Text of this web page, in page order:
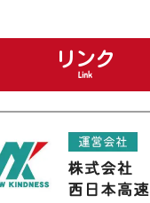
リンク
Link